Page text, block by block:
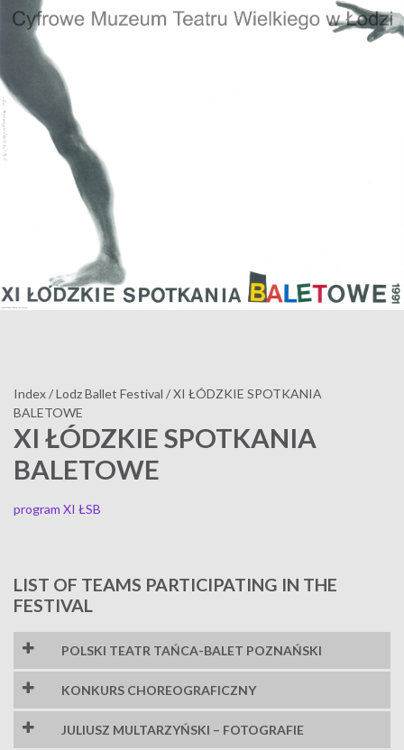
Index/Lodz Ballet Festival /XI ŁÓDZKIE SPOTKANIA
BALETOWE
XI ŁÓDZKIE SPOTKANIA
BALETOWE
program XI ŁSB
LIST OF TEAMS PARTICIPATING IN THE
FESTIVAL
POLSKI TEATR TAŃCA-BALET POZNAŃSKI
DATES:
KONKURS CHOREOGRAFICZNY
JULIUSZ MULTARZYŃSKI – FOTOGRAFIE